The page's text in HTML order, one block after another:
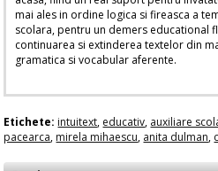
mai ales in ordine logica si fireasca a
scolara, pentru un demers educational
continuarea si extinderea textelor din
gramatica si vocabular aferente.
Etichete: intuitext, educativ, auxiliare
pacearca, mirela mihaescu, anita dulman,